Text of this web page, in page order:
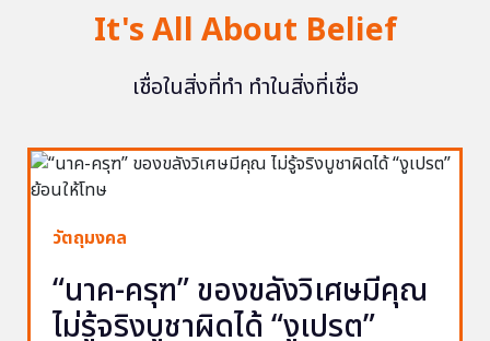
It's All About Belief
เชื่อในสิ่งที่ทำ ทำในสิ่งที่เชื่อ
วัตถุมงคล
“นาค-ครุฑ” ของขลังวิเศษมีคุณ
ไม่รู้จริงบูชาผิดได้ “งูเปรต”